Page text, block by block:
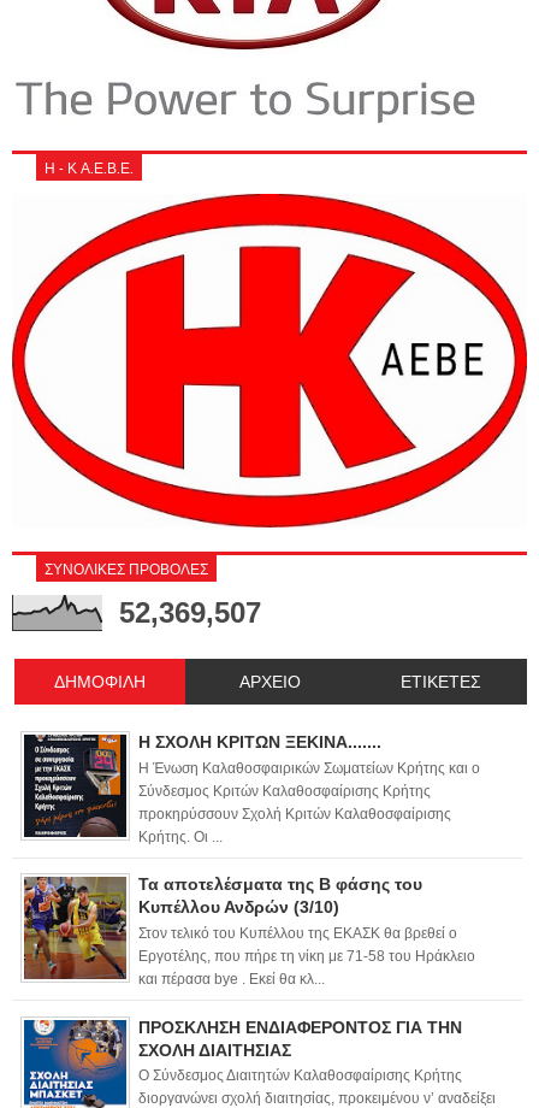
Η - Κ Α.Ε.Β.Ε.
ΣΥΝΟΛΙΚΕΣ ΠΡΟΒΟΛΕΣ
52,369,507
ΔΗΜΟΦΙΛΗ ΑΡΧΕΙΟ ΕΤΙΚΕΤΕΣ
Η ΣΧΟΛΗ ΚΡΙΤΩΝ ΞΕΚΙΝΑ.......
Η Ένωση Καλαθοσφαιρικών Σωματείων Κρήτης και ο
Σύνδεσμος Κριτών Καλαθοσφαίρισης Κρήτης
προκηρύσσουν Σχολή Κριτών Καλαθοσφαίρισης
Κρήτης. Οι ...
Τα αποτελέσματα της Β φάσης του
Κυπέλλου Ανδρών (3/10)
Στον τελικό του Κυπέλλου της ΕΚΑΣΚ θα βρεθεί ο
Εργοτέλης, που πήρε τη νίκη με 71-58 του Ηράκλειο
και πέρασα bye . Εκεί θα κλ...
ΠΡΟΣΚΛΗΣΗ ΕΝΔΙΑΦΕΡΟΝΤΟΣ ΓΙΑ ΤΗΝ
ΣΧΟΛΗ ΔΙΑΙΤΗΣΙΑΣ
Ο Σύνδεσμος Διαιτητών Καλαθοσφαίρισης Κρήτης
διοργανώνει σχολή διαιτησίας, προκειμένου ν’ αναδείξει